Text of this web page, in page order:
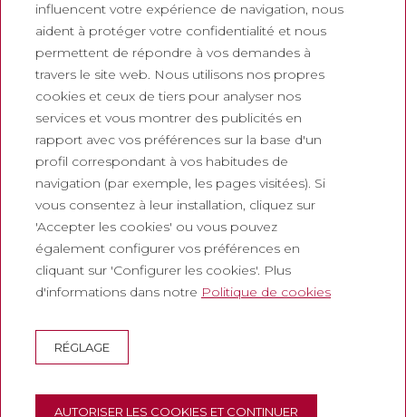
Travaillez avec nous
Foire aux questions
Billets touristiques
Politique de confidentialité
Politique de cookies
Politique des Réseaux Sociaux
Canal de signalement
Mentions légales
Entreprises
Abadia de Montserrat
Escolania de Montserrat
Musée de Montserrat
influencent votre expérience de navigation, nous
aident à protéger votre confidentialité et nous
permettent de répondre à vos demandes à
travers le site web. Nous utilisons nos propres
cookies et ceux de tiers pour analyser nos
services et vous montrer des publicités en
rapport avec vos préférences sur la base d'un
profil correspondant à vos habitudes de
navigation (par exemple, les pages visitées). Si
vous consentez à leur installation, cliquez sur
'Accepter les cookies' ou vous pouvez
également configurer vos préférences en
cliquant sur 'Configurer les cookies'. Plus
d'informations dans notre Politique de cookies
RÉGLAGE
AUTORISER LES COOKIES ET CONTINUER